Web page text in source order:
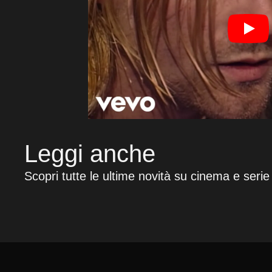
Leggi anche
Scopri tutte le ultime novità su cinema e serie